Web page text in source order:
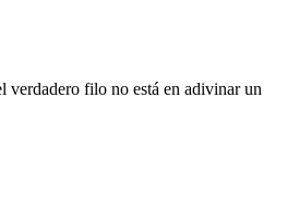
verdadero filo no está en adivinar un